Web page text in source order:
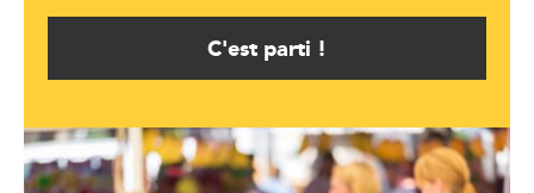
C'est parti !